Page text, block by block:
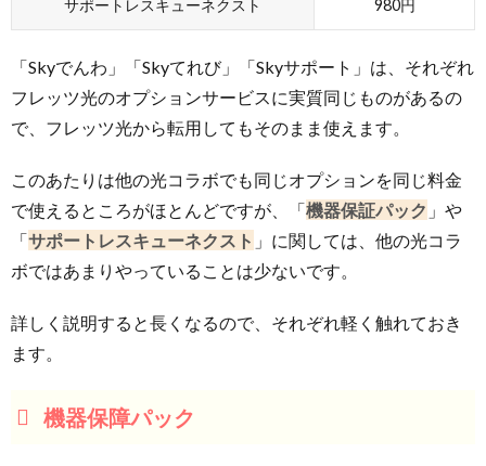
サポートレスキューネクスト 980円
「Skyでんわ」「Skyてれび」「Skyサポート」は、それぞれ
フレッツ光のオプションサービスに実質同じものがあるの
で、フレッツ光から転用してもそのまま使えます。
このあたりは他の光コラボでも同じオプションを同じ料金
で使えるところがほとんどですが、「機器保証パック 」や
「サポートレスキューネクスト 」に関しては、他の光コラ
ボではあまりやっていることは少ないです。
詳しく説明すると長くなるので、それぞれ軽く触れておき
ます。
機器保障パック